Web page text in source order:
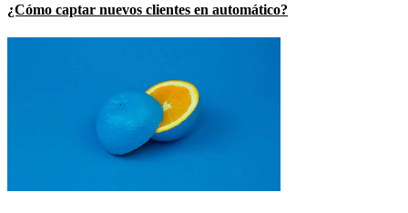
¿Cómo captar nuevos clientes en automático?